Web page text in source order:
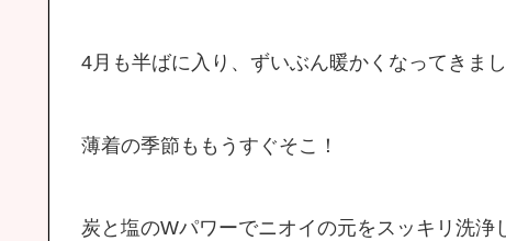
4月も半ばに入り、ずいぶん暖かくなってきまし
薄着の季節ももうすぐそこ！
炭と塩のWパワーでニオイの元をスッキリ洗